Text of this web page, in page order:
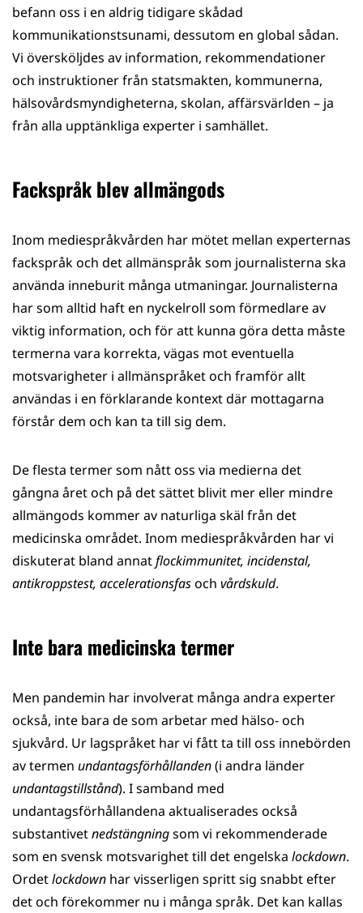
befann oss i en aldrig tidigare skådad
kommunikationstsunami, dessutom en global sådan.
Vi översköljdes av information, rekommendationer
och instruktioner från statsmakten, kommunerna,
hälsovårdsmyndigheterna, skolan, affärsvärlden – ja
från alla upptänkliga experter i samhället.
Fackspråk blev allmängods
Inom mediespråkvården har mötet mellan experternas
fackspråk och det allmänspråk som journalisterna ska
använda inneburit många utmaningar. Journalisterna
har som alltid haft en nyckelroll som förmedlare av
viktig information, och för att kunna göra detta måste
termerna vara korrekta, vägas mot eventuella
motsvarigheter i allmänspråket och framför allt
användas i en förklarande kontext där mottagarna
förstår dem och kan ta till sig dem.
De flesta termer som nått oss via medierna det
gångna året och på det sättet blivit mer eller mindre
allmängods kommer av naturliga skäl från det
medicinska området. Inom mediespråkvården har vi
diskuterat bland annatflockimmunitet, incidenstal,
antikroppstest, accelerationsfasoch vårdskuld.
Inte bara medicinska termer
Men pandemin har involverat många andra experter
också, inte bara de som arbetar med hälso- och
sjukvård. Ur lagspråket har vi fått ta till oss innebörden
av termen undantagsförhållanden(i andra länder
undantagstillstånd). I samband med
undantagsförhållandena aktualiserades också
substantivetnedstängningsom vi rekommenderade
som en svensk motsvarighet till det engelska lockdown.
Ordetlockdown har visserligen spritt sig snabbt efter
det och förekommer nu i många språk. Det kan kallas